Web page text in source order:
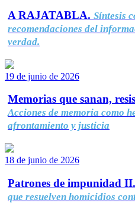
A RAJATABLA. Síntesis
recomendaciones del
verdad.
19 de junio de 2026
Memorias que sanan,
Acciones de memoria como
afrontamiento y justicia
18 de junio de 2026
Patrones de impunidad II.
que resuelven homicidios